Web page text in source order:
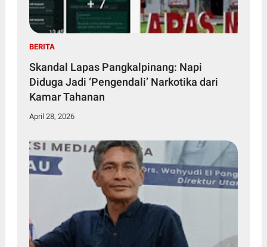
BERITA
Skandal Lapas Pangkalpinang: Napi
Diduga Jadi ‘Pengendali’ Narkotika dari
Kamar Tahanan
April 28, 2026